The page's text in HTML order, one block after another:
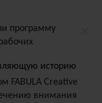
историю
программу
FABULA Creative
внимания